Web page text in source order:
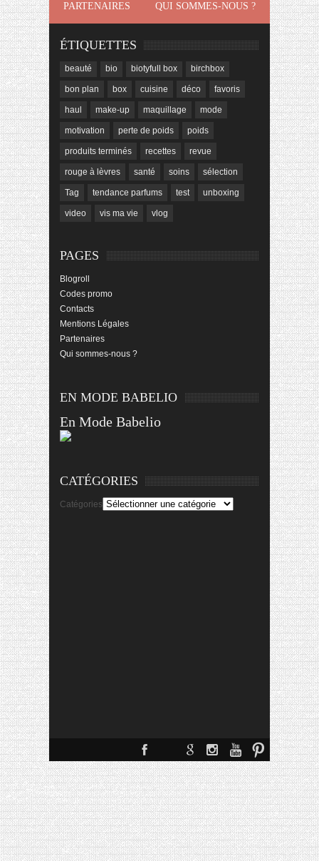
PARTENAIRES
QUI SOMMES-NOUS ?
ÉTIQUETTES
beauté bio biotyfull box birchbox
bon plan box cuisine déco favoris
haul make-up maquillage mode
motivation perte de poids poids
produits terminés recettes revue
rouge à lèvres santé soins sélection
Tag tendance parfums test unboxing
video vis ma vie vlog
PAGES
Blogroll
Codes promo
Contacts
Mentions Légales
Partenaires
Qui sommes-nous ?
EN MODE BABELIO
En Mode Babelio
CATÉGORIES
Catégories